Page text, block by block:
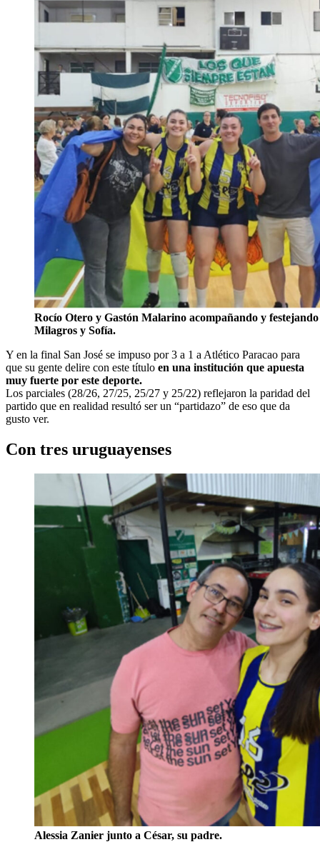
Rocío Otero y Gastón Malarino acompañando y
Milagros y Sofía.
Y en la final San José se impuso por 3 a 1 a Atlético Paracao para
que su gente delire con este título en una institución que apuesta
muy fuerte por este deporte.
Los parciales (28/26, 27/25, 25/27 y 25/22) reflejaron la paridad del
partido que en realidad resultó ser un “partidazo” de eso que da
gusto ver.
Con tres uruguayenses
Alessia Zanier junto a César, su padre.